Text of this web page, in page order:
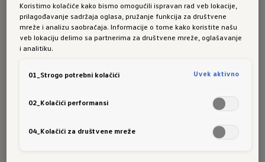
Otvara polako,
zatvara
pouzdano
Koristimo kolačiće kako bismo omogućili ispravan rad veb lokacije,
prilagođavanje sadržaja oglasa, pružanje funkcija za društvene
mreže i analizu saobraćaja. Informacije o tome kako koristite našu
veb lokaciju delimo sa partnerima za društvene mreže, oglašavanje
i analitiku.
01_Strogo potrebni kolačići Uvek aktivno
02_Kolačići performansi
04_Kolačići za društvene mreže